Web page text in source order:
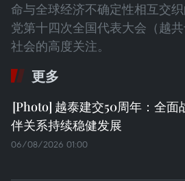
命与全球经济不确定性相互交
党第十四次全国代表大会（越
社会的高度关注。
更多
越泰建交50周年：全面
伴关系持续稳健发展
06/08/2026 01:00